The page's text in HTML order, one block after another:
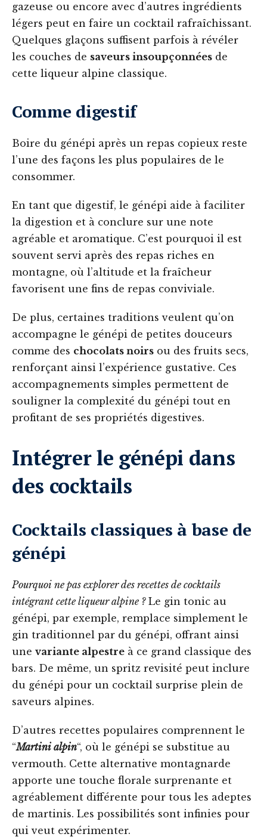
gazeuse ou encore avec d’autres ingrédients
légers peut en faire un cocktail rafraîchissant.
Quelques glaçons suffisent parfois à révéler
les couches de saveurs insoupçonnées de
cette liqueur alpine classique.
Comme digestif
Boire du génépi après un repas copieux reste
l’une des façons les plus populaires de le
consommer.
En tant que digestif, le génépi aide à faciliter
la digestion et à conclure sur une note
agréable et aromatique. C’est pourquoi il est
souvent servi après des repas riches en
montagne, où l’altitude et la fraîcheur
favorisent une fins de repas conviviale.
De plus, certaines traditions veulent qu’on
accompagne le génépi de petites douceurs
comme des chocolats noirs ou des fruits secs,
renforçant ainsi l’expérience gustative. Ces
accompagnements simples permettent de
souligner la complexité du génépi tout en
profitant de ses propriétés digestives.
Intégrer le génépi dans
des cocktails
Cocktails classiques à base de
génépi
Pourquoi ne pas explorer des recettes de cocktails
intégrant cette liqueur alpine ?Le gin tonic au
génépi, par exemple, remplace simplement le
gin traditionnel par du génépi, offrant ainsi
une variante alpestre à ce grand classique des
bars. De même, un spritz revisité peut inclure
du génépi pour un cocktail surprise plein de
saveurs alpines.
D’autres recettes populaires comprennent le
“Martini alpin“, où le génépi se substitue au
vermouth. Cette alternative montagnarde
apporte une touche florale surprenante et
agréablement différente pour tous les adeptes
de martinis. Les possibilités sont infinies pour
qui veut expérimenter.